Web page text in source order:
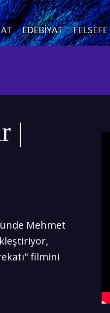
EDEBIYAT FELSEFE
|
Mehmet
filmini